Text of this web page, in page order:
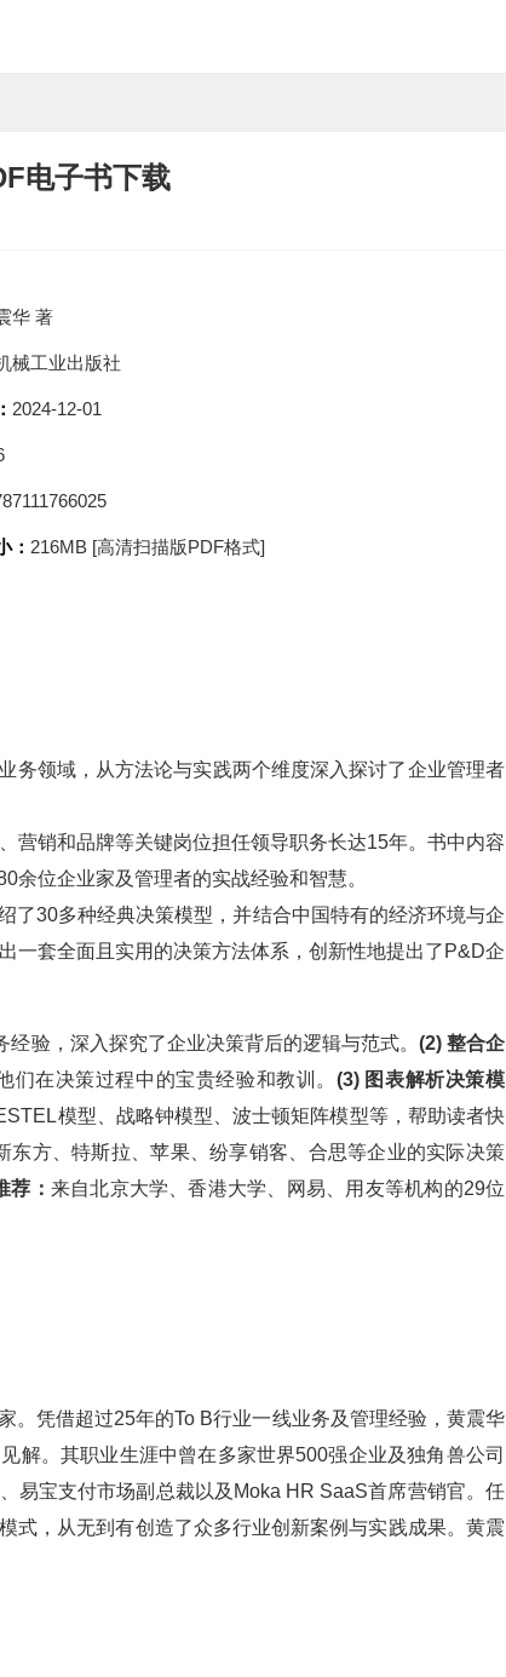
电子书下载
华 著
械工业出版社
2024-12-01
： 216MB [高清扫描版PDF格式]
务领域，从方法论与实践两个维度深入探讨了企业管理者
营销和品牌等关键岗位担任领导职务长达15年。书中内容
余位企业家及管理者的实战经验和智慧。
了30多种经典决策模型，并结合中国特有的经济环境与企
一套全面且实用的决策方法体系，创新性地提出了P&D企
经验，深入探究了企业决策背后的逻辑与范式。 (2) 整合企
在决策过程中的宝贵经验和教训。 (3) 图表解析决策模
模型、战略钟模型、波士顿矩阵模型等，帮助读者快
东方、特斯拉、苹果、纷享销客、合思等企业的实际决策
荐： 来自北京大学、香港大学、网易、用友等机构的29位
。凭借超过25年的To B行业一线业务及管理经验，黄震华
解。其职业生涯中曾在多家世界500强企业及独角兽公司
易宝支付市场副总裁以及Moka HR SaaS首席营销官。任
式，从无到有创造了众多行业创新案例与实践成果。黄震